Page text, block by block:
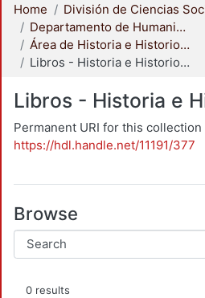
Home
Departamento de Humanidades
Área de Historia e Historiografía
Libros - Historia e Historiografía
Libros - Historia e
Permanent URI for this collection
https://hdl.handle.net/11191/377
Browse
0 results